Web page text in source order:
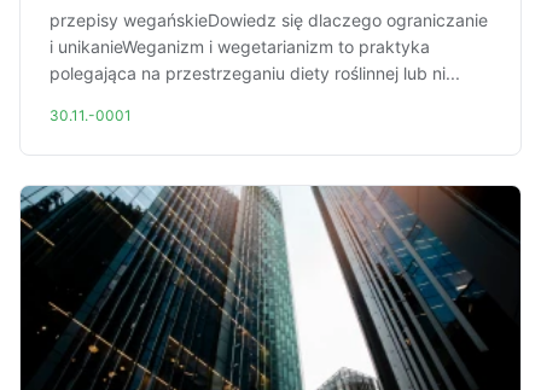
przepisy wegańskieDowiedz się dlaczego ograniczanie
i unikanieWeganizm i wegetarianizm to praktyka
polegająca na przestrzeganiu diety roślinnej lub ni...
30.11.-0001